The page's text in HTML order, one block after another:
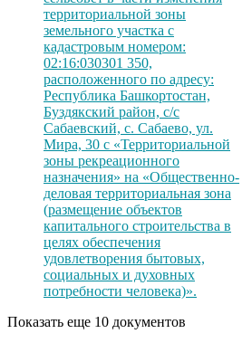
территориальной зоны
земельного участка с
кадастровым номером:
02:16:030301 350,
расположенного по адресу:
Республика Башкортостан,
Буздякский район, с/с
Сабаевский, с. Сабаево, ул.
Мира, 30 с «Территориальной
зоны рекреационного
назначения» на «Общественно-
деловая территориальная зона
(размещение объектов
капитального строительства в
целях обеспечения
удовлетворения бытовых,
социальных и духовных
потребности человека)».
Показать еще 10 документов